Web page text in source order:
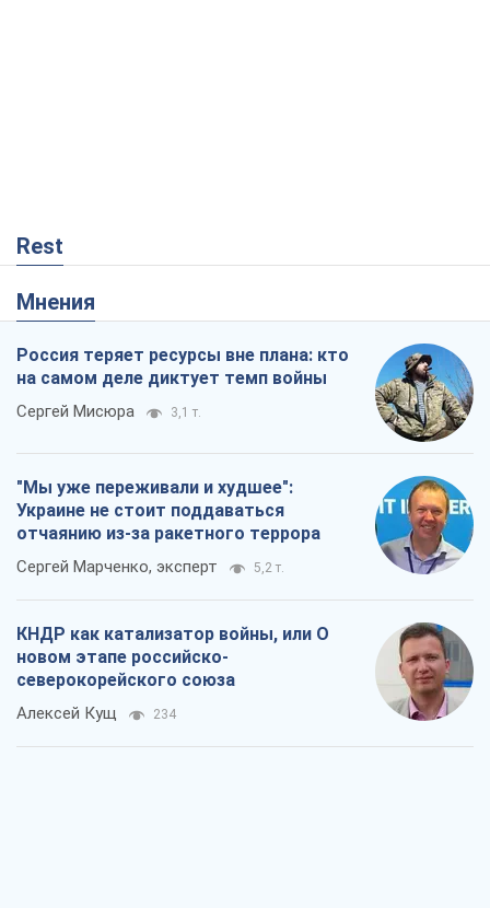
Rest
Мнения
Россия теряет ресурсы вне плана: кто
на самом деле диктует темп войны
Сергей Мисюра 3,1 т.
"Мы уже переживали и худшее":
Украине не стоит поддаваться
отчаянию из-за ракетного террора
Сергей Марченко, эксперт 5,2 т.
КНДР как катализатор войны, или О
новом этапе российско-
северокорейского союза
Алексей Кущ 234